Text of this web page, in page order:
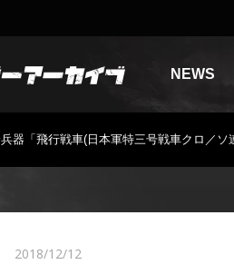
NEWS
器「飛行戦車(日本軍特三号戦車クロ／ソ
2018/12/12